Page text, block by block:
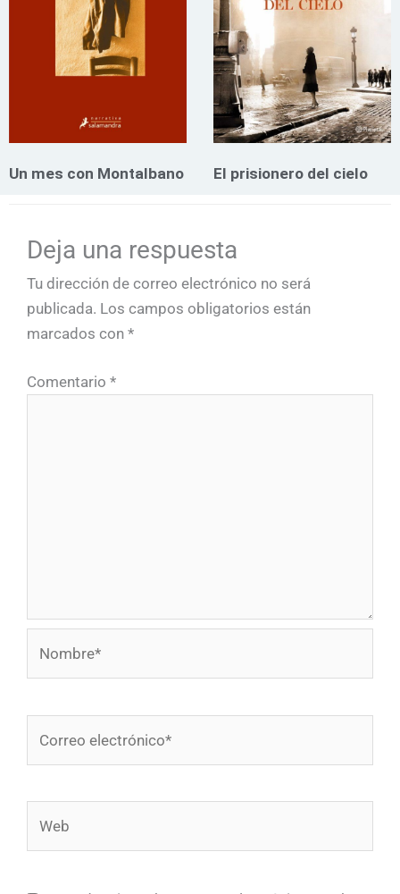
Un mes con Montalbano El prisionero del cielo
Deja una respuesta
Tu dirección de correo electrónico no será
publicada. Los campos obligatorios están
marcados con *
Comentario *
electrónico*